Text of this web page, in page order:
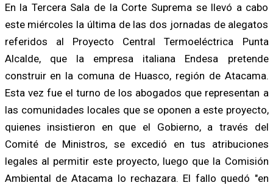
En la Tercera Sala de la Corte Suprema se llevó a cabo
este miércoles la última de las dos jornadas de alegatos
referidos al Proyecto Central Termoeléctrica Punta
Alcalde, que la empresa italiana Endesa pretende
construir en la comuna de Huasco, región de Atacama.
Esta vez fue el turno de los abogados que representan a
las comunidades locales que se oponen a este proyecto,
quienes insistieron en que el Gobierno, a través del
Comité de Ministros, se excedió en tus atribuciones
legales al permitir este proyecto, luego que la Comisión
Ambiental de Atacama lo rechazara. El fallo quedó "en